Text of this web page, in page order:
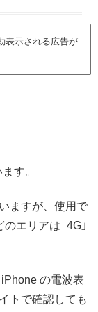
表示される広告が
す。
ますが、使用で
エリアは「4G」
iPhone の電波表
トで確認しても